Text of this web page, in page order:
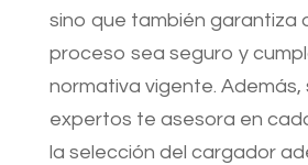
sino que también garantiza
proceso sea seguro y
normativa vigente. Además,
expertos te asesora en
la selección del cargador